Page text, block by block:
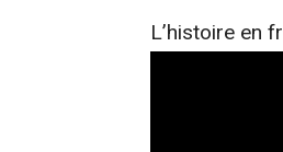
L’histoire en